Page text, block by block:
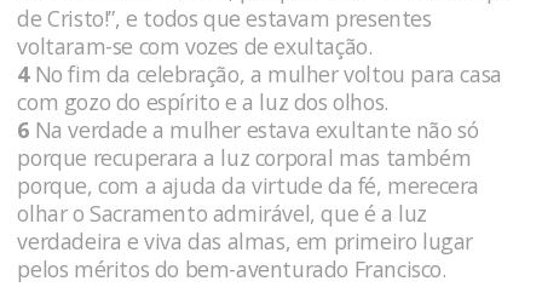
de Cristo!”, e todos que estavam presentes
voltaram-se com vozes de exultação.
4No fim da celebração, a mulher voltou para casa
com gozo do espírito e a luz dos olhos.
6 Na verdade a mulher estava exultante não só
porque recuperara a luz corporal mas também
porque, com a ajuda da virtude da fé, merecera
olhar o Sacramento admirável, que é a luz
verdadeira e viva das almas, em primeiro lugar
pelos méritos do bem-aventurado Francisco.